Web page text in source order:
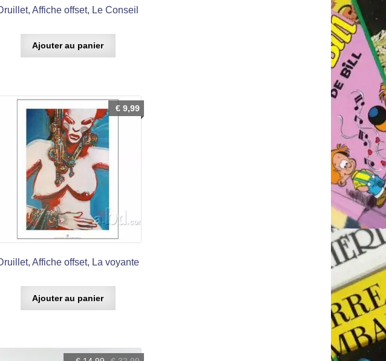
Affiche offset, Le Conseil
Ajouter au panier
Affiche offset, La voyante
€ 9,99
Ajouter au panier